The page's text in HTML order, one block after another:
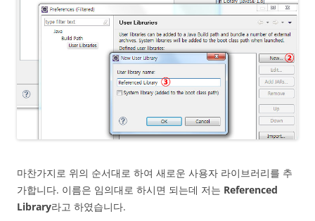
마찬가지로 위의 순서대로 하여 새로운 사용자 라이브러리를 추
가합니다. 이름은 임의대로 하시면 되는데 저는 Referenced
Library라고 하였습니다.